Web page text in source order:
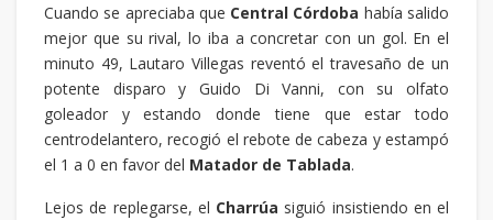
Cuando se apreciaba que Central Córdoba había salido
mejor que su rival, lo iba a concretar con un gol. En el
minuto 49, Lautaro Villegas reventó el travesaño de un
potente disparo y Guido Di Vanni, con su olfato
goleador y estando donde tiene que estar todo
centrodelantero, recogió el rebote de cabeza y estampó
el 1 a 0 en favor del Matador de Tablada.
Lejos de replegarse, el Charrúa siguió insistiendo en el